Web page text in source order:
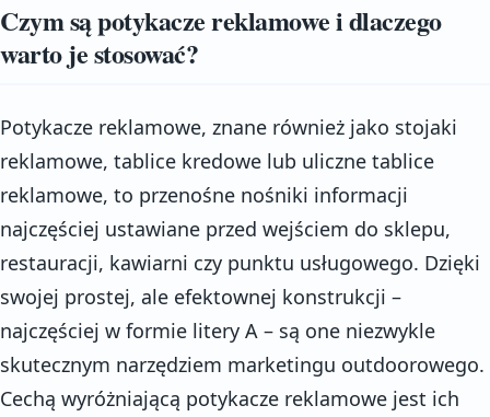
Czym są potykacze reklamowe i dlaczego
warto je stosować?
Potykacze reklamowe, znane również jako stojaki
reklamowe, tablice kredowe lub uliczne tablice
reklamowe, to przenośne nośniki informacji
najczęściej ustawiane przed wejściem do sklepu,
restauracji, kawiarni czy punktu usługowego. Dzięki
swojej prostej, ale efektownej konstrukcji –
najczęściej w formie litery A – są one niezwykle
skutecznym narzędziem marketingu outdoorowego.
Cechą wyróżniającą potykacze reklamowe jest ich